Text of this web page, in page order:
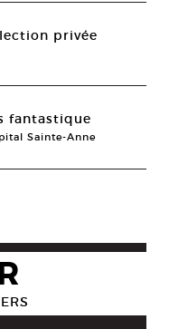
privée
fantastique
Sainte-Anne